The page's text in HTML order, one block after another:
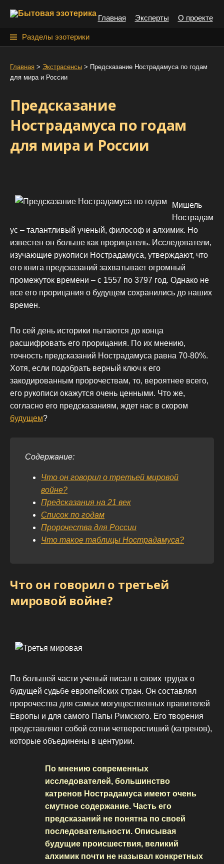
Главная Эксперты О проекте
Разделы эзотерики
й
Главная > Экстрасенсы > Предсказание Нострадамуса по годам
для мира и России
Предсказание
Нострадамуса по годам
для мира и России
Мишель
Нострадам
ус – талантливый ученый, философ и алхимик. Но
известен он больше как прорицатель. Исследователи,
изучающие рукописи Нострадамуса, утверждают, что
его книга предсказаний захватывает огромный
промежуток времени – с 1557 по 3797 год. Однако не
все его прорицания о будущем сохранились до наших
времен.
По сей день историки пытаются до конца
расшифровать его прорицания. По их мнению,
точность предсказаний Нострадамуса равна 70-80%.
Хотя, если подобрать верный ключ к его
закодированным пророчествам, то, вероятнее всего,
его рукописи окажутся очень ценными. Что же,
согласно его предсказаниям, ждет нас в скором
будущем?
Содержание:
Что он говорил о третьей мировой
войне?
Предсказания на 21 век
Список по годам
Пророчества для России
Что такое таблицы Нострадамуса?
Что он говорил о третьей
мировой войне?
По большей части ученый писал в своих трудах о
будущей судьбе европейских стран. Он составлял
пророчества для самых могущественных правителей
Европы и для самого Папы Римского. Его творения
представляют собой сотни четверостиший (катренов),
которые объединены в центурии.
По мнению современных
исследователей, большинство
катренов Нострадамуса имеют очень
смутное содержание. Часть его
предсказаний не понятна по своей
последовательности. Описывая
будущие происшествия, великий
алхимик почти не называл конкретных